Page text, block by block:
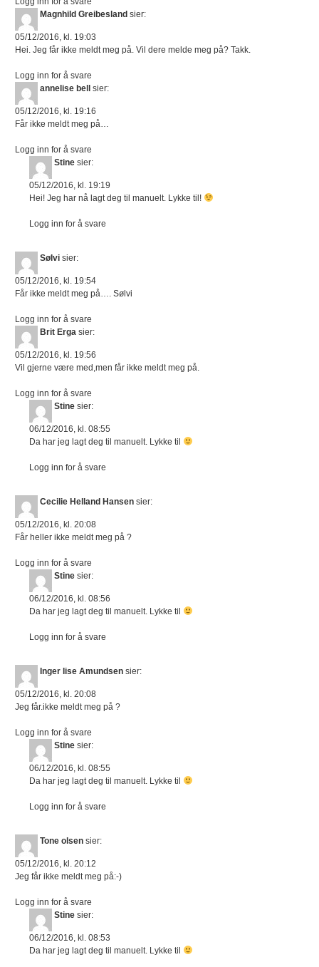
Magnhild Greibesland sier:
05/12/2016, kl. 19:03
Hei. Jeg får ikke meldt meg på. Vil dere melde meg på? Takk.
Logg inn for å svare
annelise bell
sier:
05/12/2016, kl. 19:16
Får ikke meldt meg på…
Logg inn for å svare
Stine sier:
05/12/2016, kl. 19:19
Hei! Jeg har nå lagt deg til manuelt. Lykke til!
Logg inn for å svare
Sølvi sier:
05/12/2016, kl. 19:54
Får ikke meldt meg på…. Sølvi
Logg inn for å svare
Brit Erga sier:
05/12/2016, kl. 19:56
Vil gjerne være med,men får ikke meldt meg på.
Logg inn for å svare
Stine sier:
06/12/2016, kl. 08:55
Da har jeg lagt deg til manuelt. Lykke til
Logg inn for å svare
Cecilie Helland Hansen sier:
05/12/2016, kl. 20:08
Får heller ikke meldt meg på ?
Logg inn for å svare
Stine sier:
06/12/2016, kl. 08:56
Da har jeg lagt deg til manuelt. Lykke til
Logg inn for å svare
Inger lise Amundsen sier:
05/12/2016, kl. 20:08
Jeg får.ikke meldt meg på ?
Logg inn for å svare
Stine sier:
06/12/2016, kl. 08:55
Da har jeg lagt deg til manuelt. Lykke til
Logg inn for å svare
Tone olsen sier:
05/12/2016, kl. 20:12
Jeg får ikke meldt meg på:-)
Logg inn for å svare
Stine sier:
06/12/2016, kl. 08:53
Da har jeg lagt deg til manuelt. Lykke til